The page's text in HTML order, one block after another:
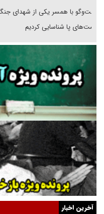
گفت‌وگو با همسر یکی از شهدای
انگشت‌های پا شناسایی کردیم
نسلی که آنلاین الگو می‌گیرد
گفت‌وگو با آیت‌الله جاودان/ جفای
ارتقا می‌داد
راننده مست به قانون می‌خندد
همه آقای دوربینی شده‌ایم!
قصه ناتمام سرویس مدارس
آیا مقاومت فلسطین خلع‌سلاح
الگوی وحدت‌آفرین در ادراک سیاست
آخرین اخبار